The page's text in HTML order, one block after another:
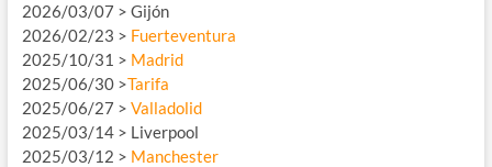
2026/03/07 > Gijón
2026/02/23 > Fuerteventura
2025/10/31 > Madrid
2025/06/30 >Tarifa
2025/06/27 > Valladolid
2025/03/14 > Liverpool
2025/03/12 > Manchester